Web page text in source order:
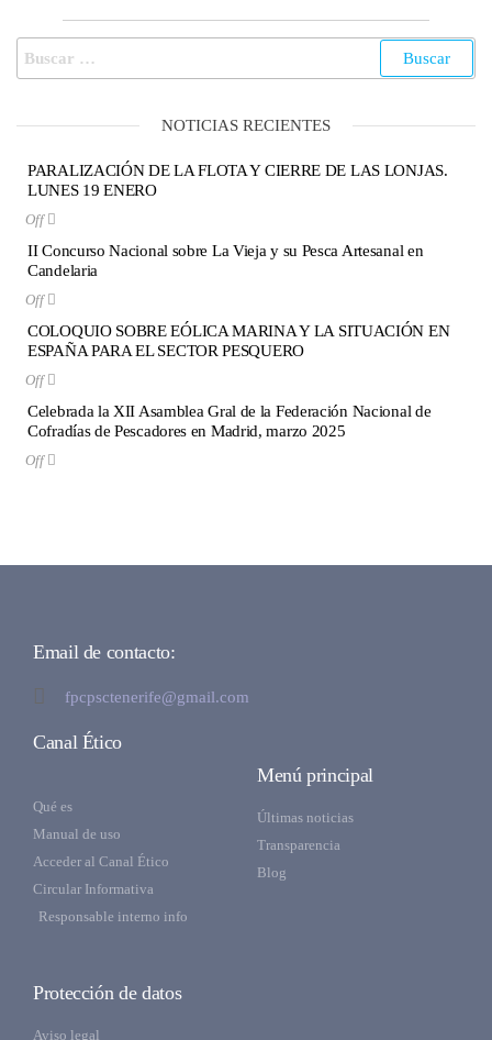
NOTICIAS RECIENTES
PARALIZACIÓN DE LA FLOTA Y CIERRE DE LAS LONJAS.
LUNES 19 ENERO
Off
II Concurso Nacional sobre La Vieja y su Pesca Artesanal en
Candelaria
Off
COLOQUIO SOBRE EÓLICA MARINA Y LA SITUACIÓN EN
ESPAÑA PARA EL SECTOR PESQUERO
Off
Celebrada la XII Asamblea Gral de la Federación Nacional de
Cofradías de Pescadores en Madrid, marzo 2025
Off
Email de contacto:
fpcpsctenerife@gmail.com
Canal Ético
Qué es
Manual de uso
Acceder al Canal Ético
Circular Informativa
Responsable interno info
Menú principal
Últimas noticias
Transparencia
Blog
Protección de datos
Aviso legal